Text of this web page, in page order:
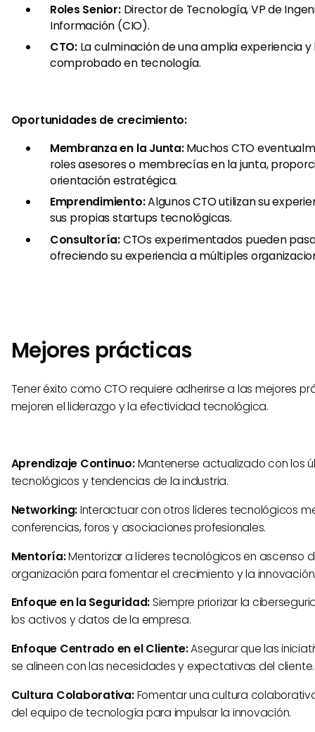
Roles Senior:Director de Tecnología, VP de
Información (CIO).
CTO:La culminación de una amplia experiencia y
comprobado en tecnología.
Oportunidades de crecimiento:
Membranza en la Junta:Muchos CTO
roles asesores o membrecías en la junta,
orientación estratégica.
Emprendimiento:Algunos CTO utilizan su
sus propias startups tecnológicas.
Consultoría:CTOs experimentados pueden
ofreciendo su experiencia a múltiples
Mejores prácticas
Tener éxito como CTO requiere adherirse a las mejores
mejoren el liderazgo y la efectividad tecnológica.
Aprendizaje Continuo:Mantenerse actualizado con los
tecnológicos y tendencias de la industria.
Networking:Interactuar con otros líderes tecnológicos
conferencias, foros y asociaciones profesionales.
Mentoría:Mentorizar a líderes tecnológicos en ascenso
organización para fomentar el crecimiento y la
Enfoque en la Seguridad: Siempre priorizar la
los activos y datos de la empresa.
Enfoque Centrado en el Cliente:Asegurar que las
se alineen con las necesidades y expectativas del cliente.
Cultura Colaborativa:Fomentar una cultura
del equipo de tecnología para impulsar la innovación.